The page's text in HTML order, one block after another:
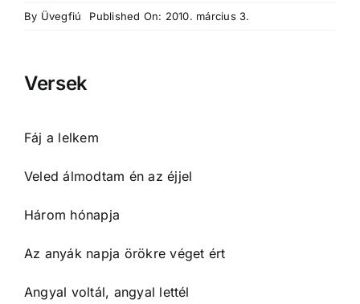
By Üvegfiú Published On: 2010. március 3.
Versek
Fáj a lelkem
Veled álmodtam én az éjjel
Három hónapja
Az anyák napja örökre véget ért
Angyal voltál, angyal lettél